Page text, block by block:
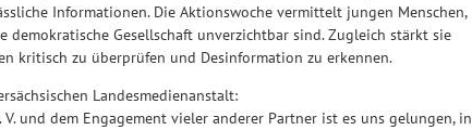
Informationen. Die Aktionswoche vermittelt jungen Menschen,
Gesellschaft unverzichtbar sind. Zugleich stärkt sie
kritisch zu überprüfen und Desinformation zu erkennen.
Landesmedienanstalt:
V. und dem Engagement vieler anderer Partner ist es uns gelungen, in